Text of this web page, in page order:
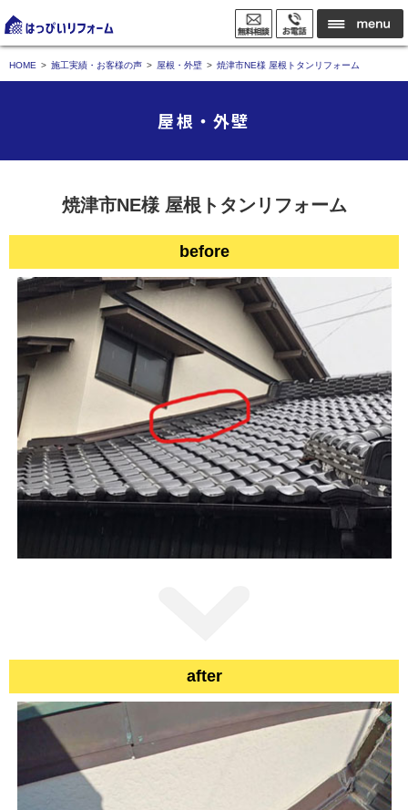
HOME 施工実績・お客様の声 屋根・外壁 焼津市NE様 屋根トタンリフォーム
屋根・外壁
焼津市NE様 屋根トタンリフォーム
before
after